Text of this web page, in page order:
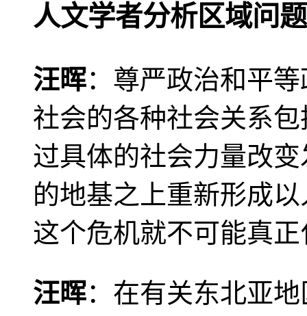
人文学者分析区域问题
汪晖：尊严政治和平
社会的各种社会关系
过具体的社会力量改
的地基之上重新形成
这个危机就不可能真
汪晖：在有关东北亚